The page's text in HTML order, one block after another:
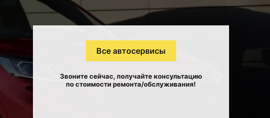
Все автосервисы
Звоните сейчас, получайте консультацию
по стоимости ремонта/обслуживания!